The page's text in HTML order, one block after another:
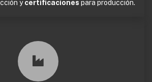
ycertificaciones para producción.